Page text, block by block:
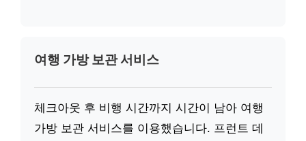
여행 가방 보관 서비스
체크아웃 후 비행 시간까지 시간이 남아 여행
가방 보관 서비스를 이용했습니다. 프런트 데